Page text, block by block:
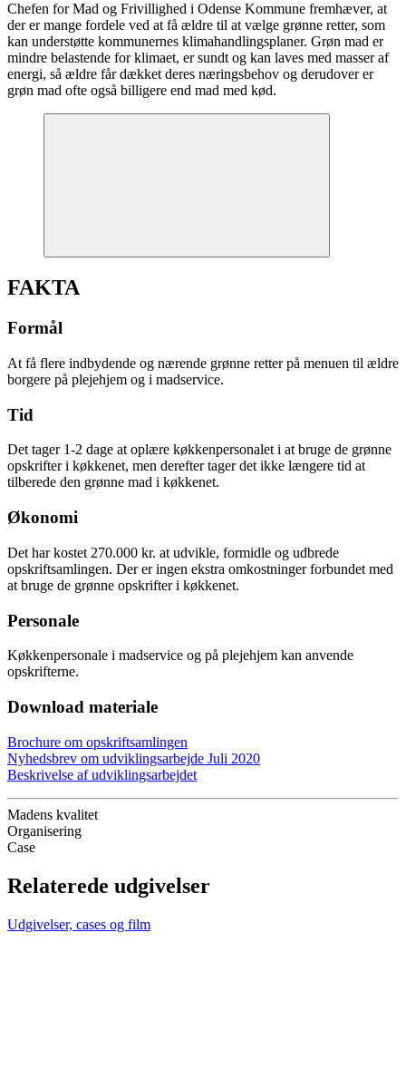
Chefen for Mad og Frivillighed i Odense Kommune fremhæver, at
der er mange fordele ved at få ældre til at vælge grønne retter, som
kan understøtte kommunernes klimahandlingsplaner. Grøn mad er
mindre belastende for klimaet, er sundt og kan laves med masser af
energi, så ældre får dækket deres næringsbehov og derudover er
grøn mad ofte også billigere end mad med kød.
FAKTA
Formål
At få flere indbydende og nærende grønne retter på menuen til ældre
borgere på plejehjem og i madservice.
Tid
Det tager 1-2 dage at oplære køkkenpersonalet i at bruge de grønne
opskrifter i køkkenet, men derefter tager det ikke længere tid at
tilberede den grønne mad i køkkenet.
Økonomi
Det har kostet 270.000 kr. at udvikle, formidle og udbrede
opskriftsamlingen. Der er ingen ekstra omkostninger forbundet med
at bruge de grønne opskrifter i køkkenet.
Personale
Køkkenpersonale i madservice og på plejehjem kan anvende
opskrifterne.
Download materiale
Brochure om opskriftsamlingen
Nyhedsbrev om udviklingsarbejde Juli 2020
Beskrivelse af udviklingsarbejdet
Madens kvalitet
Organisering
Case
Relaterede udgivelser
Udgivelser, cases og film